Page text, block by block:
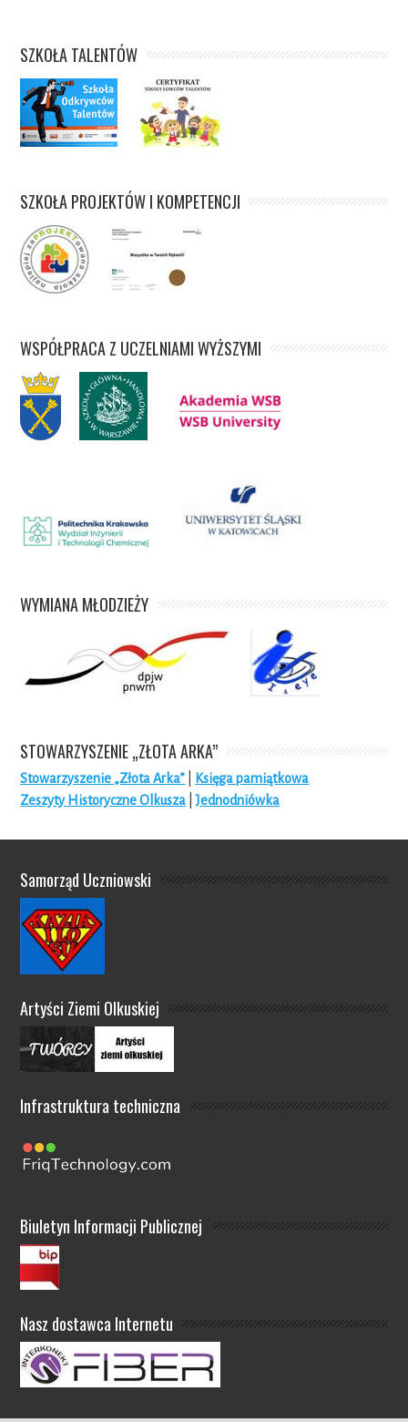
SZKOŁA TALENTÓW
SZKOŁA PROJEKTÓW I KOMPETENCJI
WSPÓŁPRACA Z UCZELNIAMI WYŻSZYMI
WYMIANA MŁODZIEŻY
STOWARZYSZENIE „ZŁOTA ARKA”
Stowarzyszenie „Złota Arka”
Księga pamiątkowa
Zeszyty Historyczne Olkusza |Jednodniówka
Samorząd Uczniowski
Artyści Ziemi Olkuskiej
Infrastruktura techniczna
Biuletyn Informacji Publicznej
Nasz dostawca Internetu